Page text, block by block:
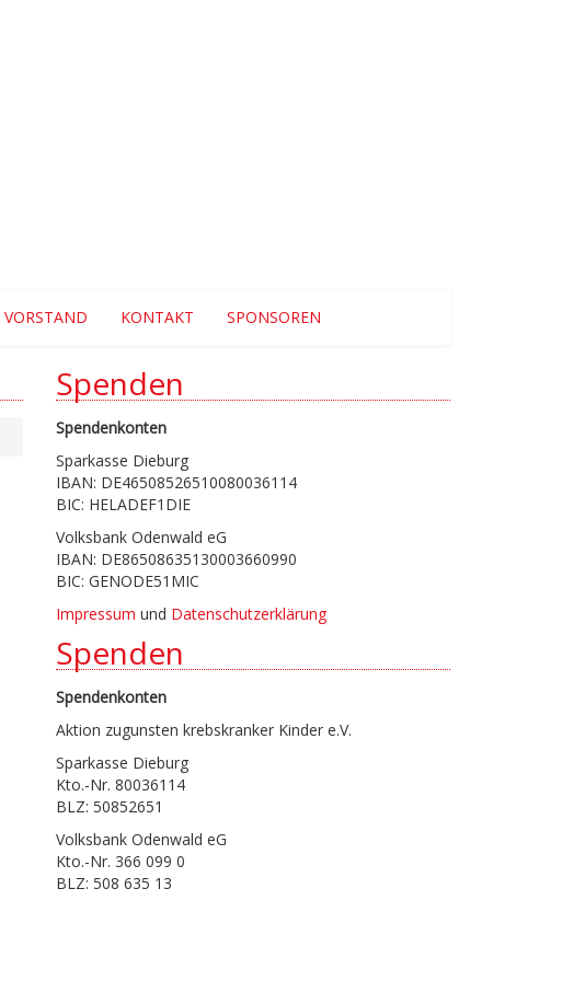
VORSTAND KONTAKT SPONSOREN
Spenden
Spendenkonten
Sparkasse Dieburg
IBAN: DE46508526510080036114
BIC: HELADEF1DIE
Volksbank Odenwald eG
IBAN: DE86508635130003660990
BIC: GENODE51MIC
Impressum und Datenschutzerklärung
Spenden
Spendenkonten
Aktion zugunsten krebskranker Kinder e.V.
Sparkasse Dieburg
Kto.-Nr. 80036114
BLZ: 50852651
Volksbank Odenwald eG
Kto.-Nr. 366 099 0
BLZ: 508 635 13